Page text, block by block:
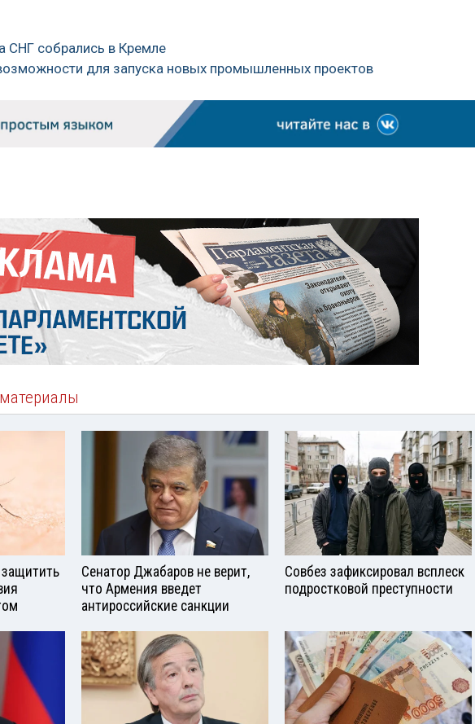
СНГ собрались в Кремле
для запуска новых промышленных проектов
защитить
Сенатор Джабаров не верит,
что Армения введет
антироссийские санкции
Совбез зафиксировал всплеск
подростковой преступности